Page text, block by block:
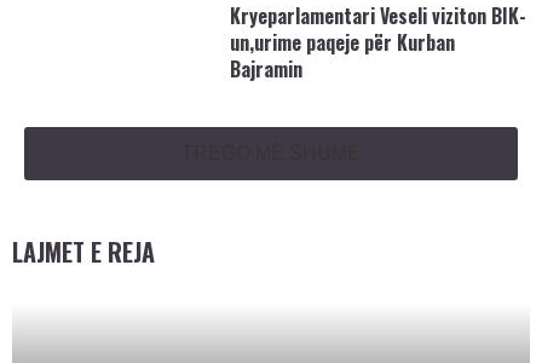
Kryeparlamentari Veseli viziton BIK-
un,urime paqeje për Kurban
Bajramin
LAJMET E REJA